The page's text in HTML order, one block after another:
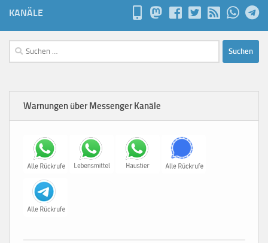
KANÄLE
Suchen
nach:
Warnungen über Messenger Kanäle